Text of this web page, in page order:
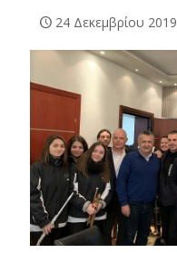
24 Δεκεμβρίου 2019